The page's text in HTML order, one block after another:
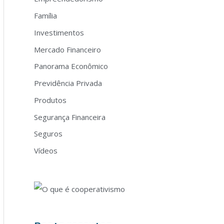
Família
Investimentos
Mercado Financeiro
Panorama Econômico
Previdência Privada
Produtos
Segurança Financeira
Seguros
Vídeos